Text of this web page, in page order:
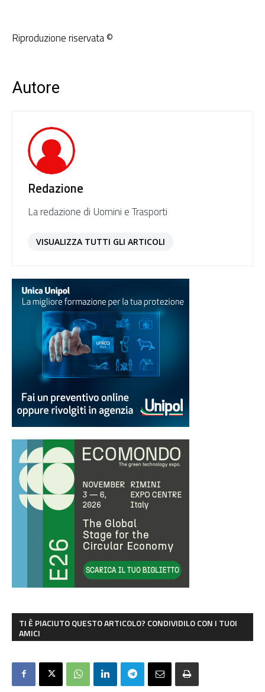
Riproduzione riservata ©
Autore
Redazione
La redazione di Uomini e Trasporti
VISUALIZZA TUTTI GLI ARTICOLI
TI È PIACIUTO QUESTO ARTICOLO? CONDIVIDILO CON I TUOI
AMICI